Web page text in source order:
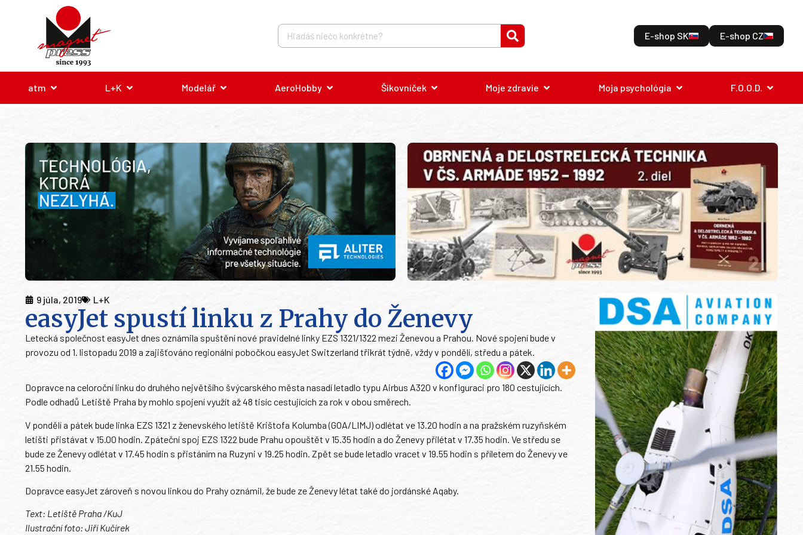
E-shop SK E-shop CZ
atm L+K Modelář AeroHobby Šikovníček Moje zdravie Moja psychológia F.O.O.D.
9 júla, 2019 L+K
easyJet spustí linku z Prahy do Ženevy
Letecká společnost easyJet dnes oznámila spuštění nové pravidelné linky EZS 1321/1322 mezi Ženevou a Prahou. Nové spojení bude v
provozu od 1. listopadu 2019 a zajišťováno regionální pobočkou easyJet Switzerland třikrát týdně, vždy v pondělí, středu a pátek.
Dopravce na celoroční linku do druhého největšího švýcarského města nasadí letadlo typu Airbus A320 v konfiguraci pro 180 cestujících.
Podle odhadů Letiště Praha by mohlo spojení využít až 48 tisíc cestujících za rok v obou směrech.
V pondělí a pátek bude linka EZS 1321 z ženevského letiště Krištofa Kolumba (GOA/LIMJ) odlétat ve 13.20 hodin a na pražském ruzyňském
letišti přistávat v 15.00 hodin. Zpáteční spoj EZS 1322 bude Prahu opouštět v 15.35 hodin a do Ženevy přilétat v 17.35 hodin. Ve středu se
bude ze Ženevy odlétat v 17.45 hodin s přistáním na Ruzyni v 19.25 hodin. Zpět se bude letadlo vracet v 19.55 hodin s příletem do Ženevy ve
21.55 hodin.
Dopravce easyJet zároveň s novou linkou do Prahy oznámil, že bude ze Ženevy létat také do jordánské Aqaby.
Text: Letiště Praha /KuJ
Ilustrační foto: Jiří Kučírek